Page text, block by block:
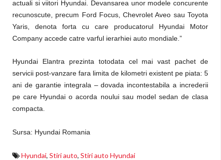
actuali si viitori Hyundai. Devansarea unor modele concurente
recunoscute, precum Ford Focus, Chevrolet Aveo sau Toyota
Yaris, denota forta cu care producatorul Hyundai Motor
Company accede catre varful ierarhiei auto mondiale.”
Hyundai Elantra prezinta totodata cel mai vast pachet de
servicii post-vanzare fara limita de kilometri existent pe piata: 5
ani de garantie integrala – dovada incontestabila a increderii
pe care Hyundai o acorda noului sau model sedan de clasa
compacta.
Sursa: Hyundai Romania
Hyundai, Stiri auto, Stiri auto Hyundai